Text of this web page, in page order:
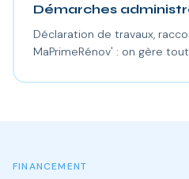
Démarches
Déclaration de travaux,
MaPrimeRénov' : on gère
FINANCEMENT